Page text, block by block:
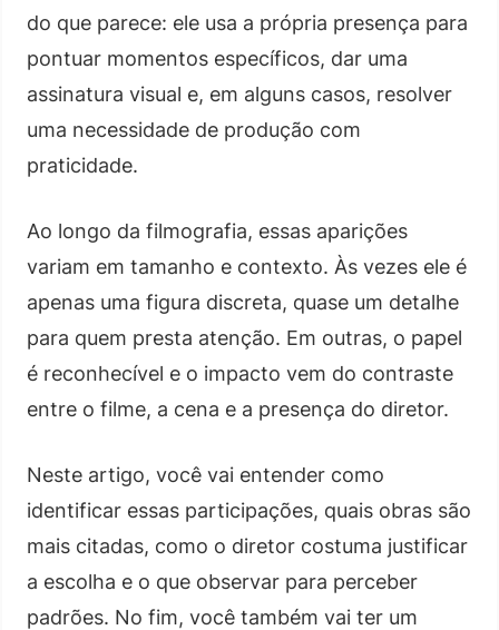
do que parece: ele usa a própria presença para
pontuar momentos específicos, dar uma
assinatura visual e, em alguns casos, resolver
uma necessidade de produção com
praticidade.
Ao longo da filmografia, essas aparições
variam em tamanho e contexto. Às vezes ele é
apenas uma figura discreta, quase um detalhe
para quem presta atenção. Em outras, o papel
é reconhecível e o impacto vem do contraste
entre o filme, a cena e a presença do diretor.
Neste artigo, você vai entender como
identificar essas participações, quais obras são
mais citadas, como o diretor costuma justificar
a escolha e o que observar para perceber
padrões. No fim, você também vai ter um